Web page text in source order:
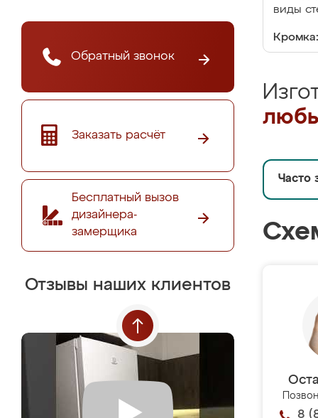
Обратный звонок
Заказать расчёт
Бесплатный вызов
дизайнера-
замерщика
Отзывы наших клиентов
виды
Кромка:
Часто
8